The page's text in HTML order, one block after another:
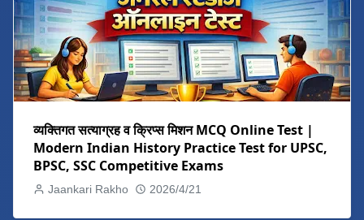
व्यक्तिगत सत्याग्रह व क्रिप्स मिशन MCQ Online Test |
Modern Indian History Practice Test for UPSC,
BPSC, SSC Competitive Exams
Jaankari Rakho 2026/4/21